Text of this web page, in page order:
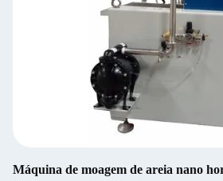
Máquina de moagem de areia nano